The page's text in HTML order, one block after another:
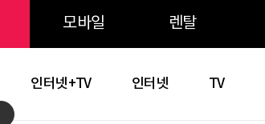
본문 바로가기
주메뉴 바로가기
약관 바로가기
모바일 렌탈
인터넷+TV 인터넷 TV